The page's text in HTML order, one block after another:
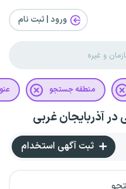
ورود | ثبت‌ نام
منطقه جستجو
آذربایجان غربی
ثبت آگهی استخدام